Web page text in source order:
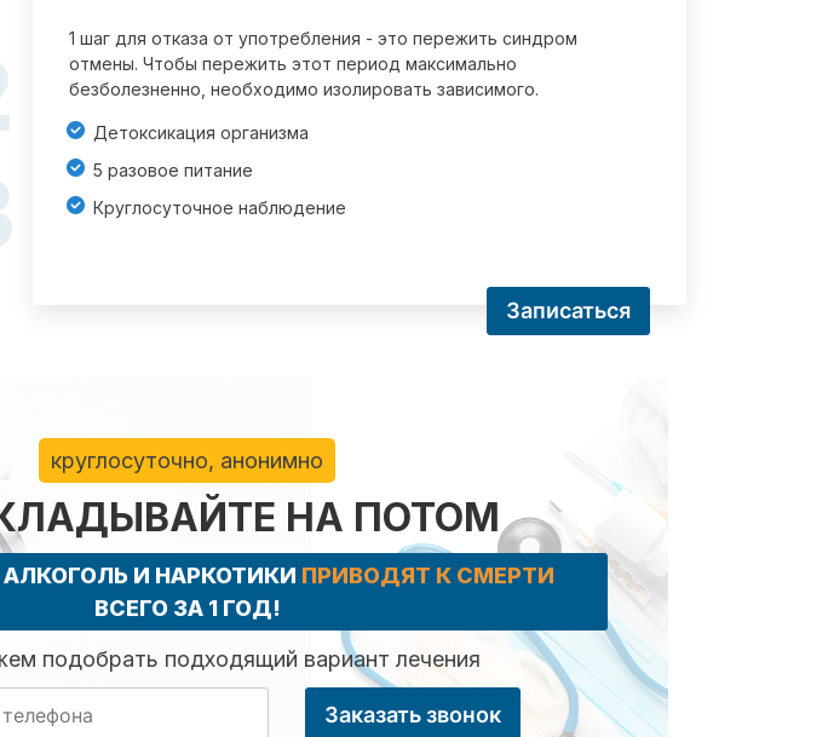
1 шаг для отказа от употребления - это пережить синдром
отмены. Чтобы пережить этот период максимально
безболезненно, необходимо изолировать зависимого.
Детоксикация организма
5 разовое питание
Круглосуточное наблюдение
Записаться
круглосуточно, анонимно
НА ПОТОМ
И НАРКОТИКИ ПРИВОДЯТ К СМЕРТИ
ВСЕГО ЗА 1 ГОД!
подобрать подходящий вариант лечения
Заказать звонок